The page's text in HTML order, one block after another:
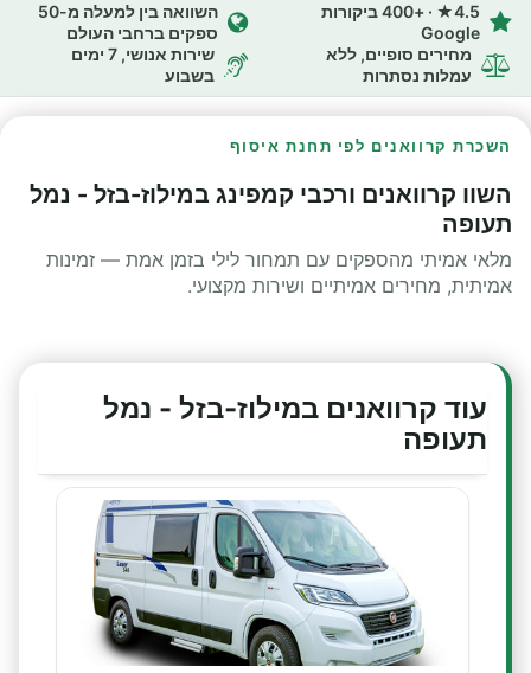
4.5★ · +400 ביקורות
Google
השוואה בין למעלה מ-50
ספקים ברחבי העולם
מחירים סופיים, ללא
עמלות נסתרות
שירות אנושי, 7 ימים
בשבוע
השכרת קרוואנים לפי תחנת איסוף
השוו קרוואנים ורכבי קמפינג במילוז-בזל - נמל
תעופה
מלאי אמיתי מהספקים עם תמחור לילי בזמן אמת — זמינות
אמיתית, מחירים אמיתיים ושירות מקצועי.
עוד קרוואנים במילוז-בזל - נמל
תעופה